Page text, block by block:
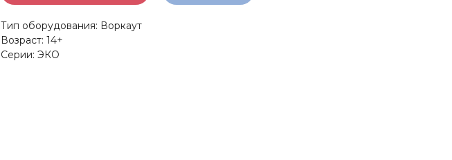
Тип оборудования: Воркаут
Возраст: 14+
Серии: ЭКО